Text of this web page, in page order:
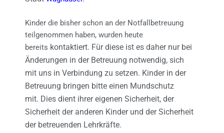
Kinder die bisher schon an der Notfallbetreuung
teilgenommen haben, wurden heute
bereits kontaktiert. Für diese ist es daher nur bei
Änderungen in der Betreuung notwendig, sich
mit uns in Verbindung zu setzen. Kinder in der
Betreuung bringen bitte einen Mundschutz
mit. Dies dient ihrer eigenen Sicherheit, der
Sicherheit der anderen Kinder und der Sicherheit
der betreuenden Lehrkräfte.